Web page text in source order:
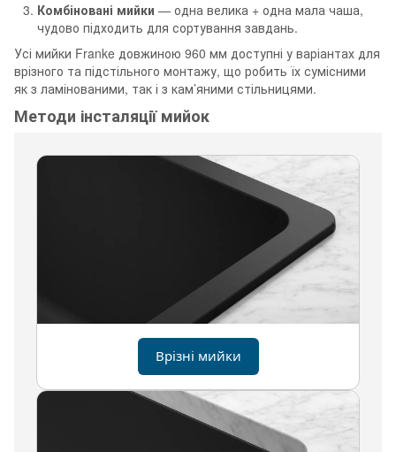
Комбіновані мийки — одна велика + одна мала чаша,
чудово підходить для сортування завдань.
Усі мийки Franke довжиною 960 мм доступні у варіантах для
врізного та підстільного монтажу, що робить їх сумісними
як з ламінованими, так і з кам’яними стільницями.
Методи інсталяції мийок
Врізні мийки